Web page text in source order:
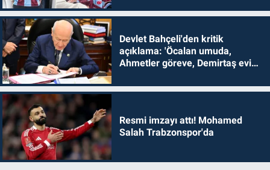
Devlet Bahçeli'den kritik
açıklama: 'Öcalan umuda,
Ahmetler göreve, Demirtaş evine
Resmi imzayı attı! Mohamed
Salah Trabzonspor'da